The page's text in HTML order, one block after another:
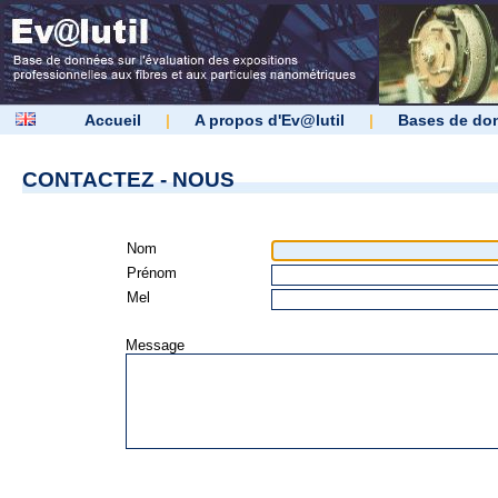
Accueil | A propos d'Ev@lutil | Bases de
CONTACTEZ - NOUS
Nom
Prénom
Mel
Message